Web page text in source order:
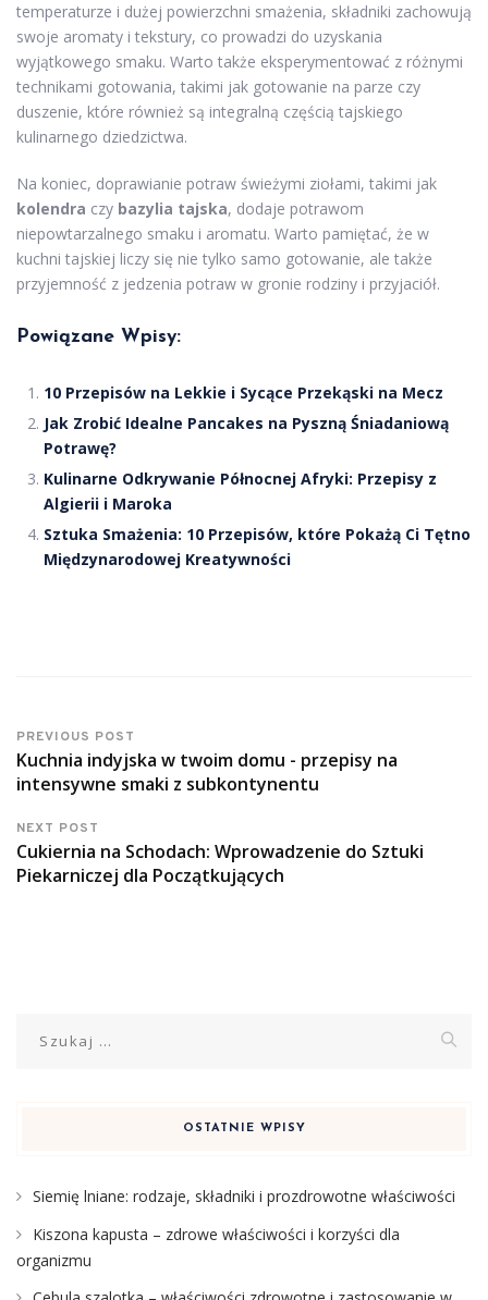
temperaturze i dużej powierzchni smażenia, składniki zachowują
swoje aromaty i tekstury, co prowadzi do uzyskania
wyjątkowego smaku. Warto także eksperymentować z różnymi
technikami gotowania, takimi jak gotowanie na parze czy
duszenie, które również są integralną częścią tajskiego
kulinarnego dziedzictwa.
Na koniec, doprawianie potraw świeżymi ziołami, takimi jak
kolendra czy bazylia tajska, dodaje potrawom
niepowtarzalnego smaku i aromatu. Warto pamiętać, że w
kuchni tajskiej liczy się nie tylko samo gotowanie, ale także
przyjemność z jedzenia potraw w gronie rodziny i przyjaciół.
Powiązane Wpisy:
10 Przepisów na Lekkie i Sycące Przekąski na Mecz
Jak Zrobić Idealne Pancakes na Pyszną Śniadaniową
Potrawę?
Kulinarne Odkrywanie Północnej Afryki: Przepisy z
Algierii i Maroka
Sztuka Smażenia: 10 Przepisów, które Pokażą Ci Tętno
Międzynarodowej Kreatywności
PREVIOUS POST
Kuchnia indyjska w twoim domu - przepisy na
intensywne smaki z subkontynentu
NEXT POST
Cukiernia na Schodach: Wprowadzenie do Sztuki
Piekarniczej dla Początkujących
OSTATNIE WPISY
Siemię lniane: rodzaje, składniki i prozdrowotne właściwości
Kiszona kapusta – zdrowe właściwości i korzyści dla
organizmu